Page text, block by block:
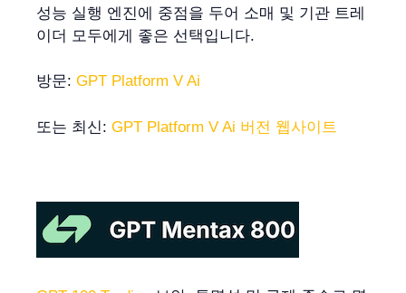
성능 실행 엔진에 중점을 두어 소매 및 기관 트레
이더 모두에게 좋은 선택입니다.
방문: GPT Platform V Ai
또는 최신: GPT Platform V Ai 버전 웹사이트